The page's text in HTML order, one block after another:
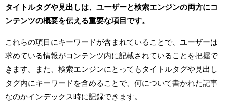
タイトルタグや見出しは、ユーザーと検索エンジンの両方にコ
ンテンツの概要を伝える重要な項目です。
これらの項目にキーワードが含まれていることで、ユーザーは
求めている情報がコンテンツ内に記載されていることを把握で
きます。また、検索エンジンにとってもタイトルタグや見出し
タグ内にキーワードを含めることで、何について書かれた記事
なのかインデックス時に記録できます。